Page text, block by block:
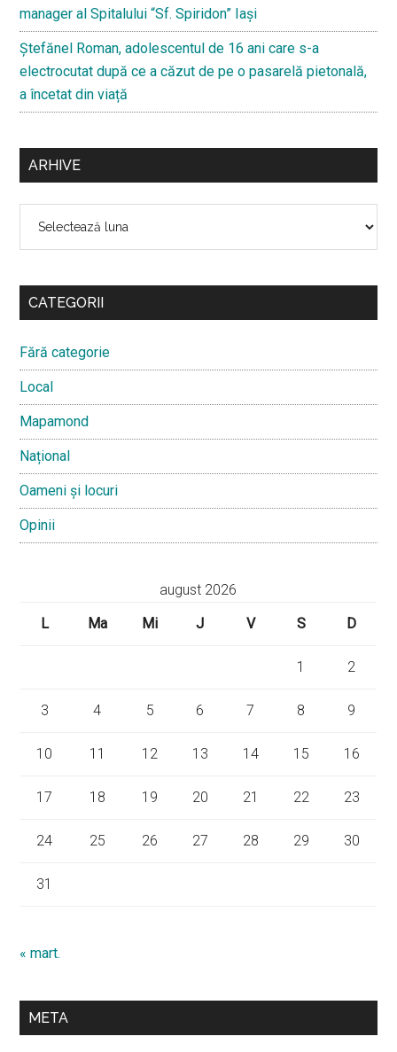
manager al Spitalului “Sf. Spiridon” Iași
Ştefănel Roman, adolescentul de 16 ani care s-a
electrocutat după ce a căzut de pe o pasarelă pietonală,
a încetat din viață
ARHIVE
CATEGORII
Fără categorie
Local
Mapamond
Național
Oameni și locuri
Opinii
august 2026
L
Ma Mi J V S D
1 2
3 4 5 6 7 8 9
10 11 12 13 14 15 16
17 18 19 20 21 22 23
24 25 26 27 28 29 30
31
« mart.
META